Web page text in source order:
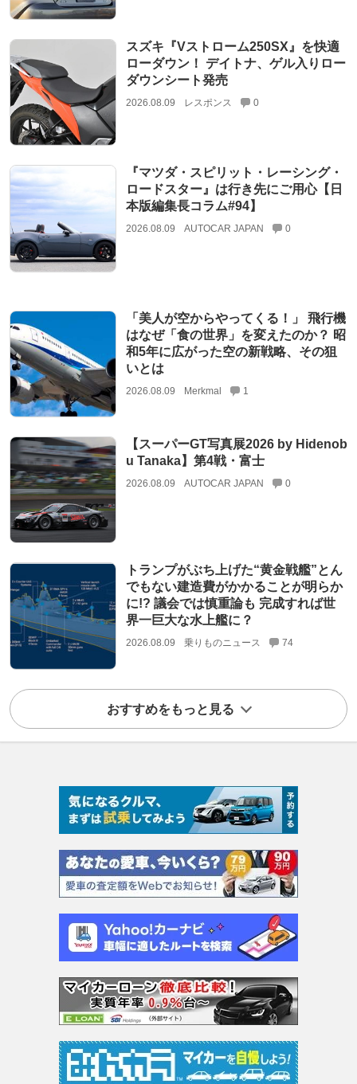
スズキ『Vストローム250SX』を快適
ローダウン！ デイトナ、ゲル入りロー
ダウンシート発売
2026.08.09 レスポンス 0
『マツダ・スピリット・レーシング・
ロードスター』は行き先にご用心【日
本版編集長コラム#94】
2026.08.09 AUTOCAR JAPAN 0
「美人が空からやってくる！」 飛行機
はなぜ「食の世界」を変えたのか？ 昭
和5年に広がった空の新戦略、その狙
いとは
2026.08.09 Merkmal 1
【スーパーGT写真展2026 by Hidenob
u Tanaka】第4戦・富士
2026.08.09 AUTOCAR JAPAN 0
トランプがぶち上げた“黄金戦艦”とん
でもない建造費がかかることが明らか
に!? 議会では慎重論も 完成すれば世
界一巨大な水上艦に？
2026.08.09 乗りものニュース 74
おすすめをもっと見る